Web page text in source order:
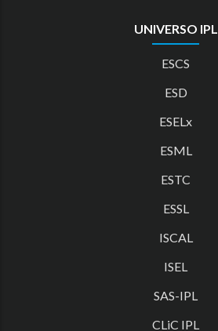
UNIVERSO IPL
ESCS
ESD
ESELx
ESML
ESTC
ESSL
ISCAL
ISEL
SAS-IPL
CLiC IPL